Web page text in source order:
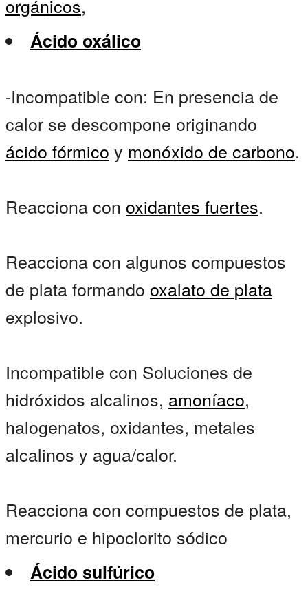
orgánicos,
Ácido oxálico
-Incompatible con: En presencia de
calor se descompone originando
ácido fórmico y monóxido de carbono.
Reacciona con oxidantes fuertes.
Reacciona con algunos compuestos
de plata formando oxalato de plata
explosivo.
Incompatible con Soluciones de
hidróxidos alcalinos, amoníaco,
halogenatos, oxidantes, metales
alcalinos y agua/calor.
Reacciona con compuestos de plata,
mercurio e hipoclorito sódico
Ácido sulfúrico